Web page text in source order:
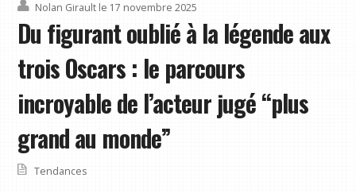
Nolan Girault le 17 novembre 2025
Du figurant oublié à la légende aux
trois Oscars : le parcours
incroyable de l’acteur jugé “plus
grand au monde”
Tendances